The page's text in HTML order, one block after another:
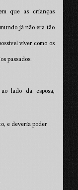
que as crianças
já não era tão
viver como os
passados.
lado da esposa,
e deveria poder